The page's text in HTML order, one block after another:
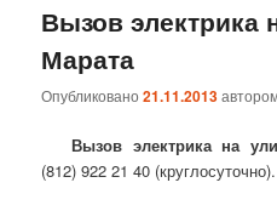
Вызов электрика
Марата
Опубликовано21.11.2013
Вызов электрика на
(812) 922 21 40 (круглосуточно).